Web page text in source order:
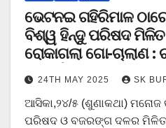
ଭେଟନଇ ଗହିରିମାଳ
ବିଶ୍ୱ ହିନ୍ଦୁ ପରିଷଦ
ରୋକାଗଲା ଗୋ-ଚାଲାଣ
ରୁ ଉର୍ଦ୍ଧ ଗାଇ ଜବତ ।
24TH MAY 2025 SK
ଆସିକା,୨୪/୫ (ଶୁଣାକଥା)
ପରିଷଦ ଓ ବଜରଙ୍ଗ ଦଳର